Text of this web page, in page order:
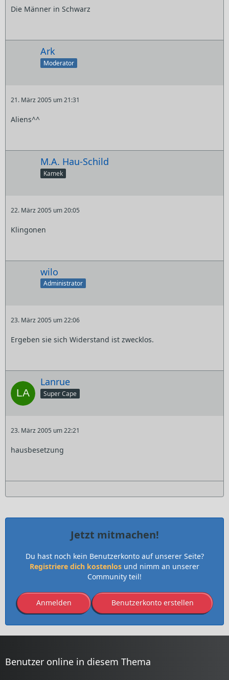
Die Männer in Schwarz
Ark
Moderator
21. März 2005 um 21:31
Aliens^^
M.A. Hau-Schild
Kamek
22. März 2005 um 20:05
Klingonen
wilo
Administrator
23. März 2005 um 22:06
Ergeben sie sich Widerstand ist zwecklos.
Lanrue
Super Cape
23. März 2005 um 22:21
hausbesetzung
Jetzt mitmachen!
Du hast noch kein Benutzerkonto auf unserer Seite?
Registriere dich kostenlos und nimm an unserer
Community teil!
Benutzerkonto erstellen
Anmelden
Benutzer online in diesem Thema